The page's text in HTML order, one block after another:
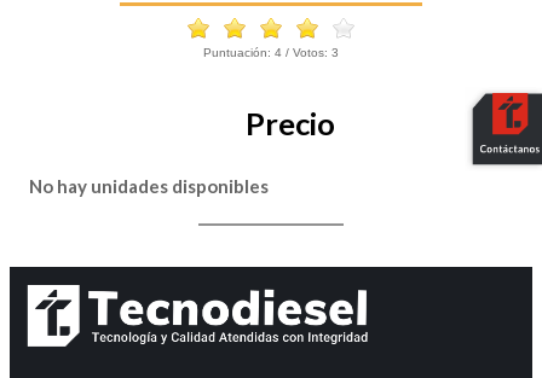
Puntuación: 4 / Votos: 3
Precio
No hay unidades disponibles